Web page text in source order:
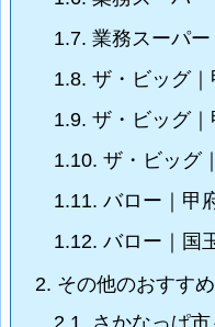
1.7. 業務スーパ
1.8. ザ・ビッグ
1.9. ザ・ビッグ
1.10. ザ・ビッグ
1.11. バロー｜甲
1.12. バロー｜国
2. その他のおすす